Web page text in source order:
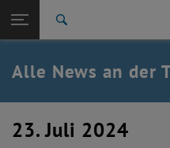
TU Login
Quicklinks
Quicklinks-Menü umschalten
Studium
Karriere
Zurück: Subseiten von TU Wien
Zurück zur letzten Ebene:
TU Wien Startseite
Alle News an der
23. Juli 2024